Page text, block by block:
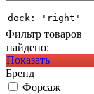
Фильтр товаров
найдено:
Показать
Бренд
Форсаж